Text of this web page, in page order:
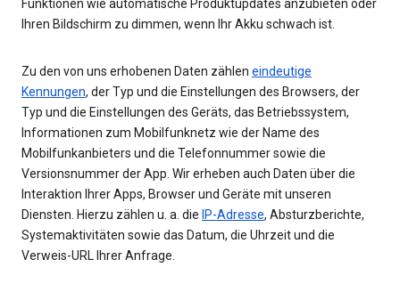
Funktionen wie automatische Produktupdates anzubieten oder
Ihren Bildschirm zu dimmen, wenn Ihr Akku schwach ist.
Zu den von uns erhobenen Daten zählen eindeutige
Kennungen, der Typ und die Einstellungen des Browsers, der
Typ und die Einstellungen des Geräts, das Betriebssystem,
Informationen zum Mobilfunknetz wie der Name des
Mobilfunkanbieters und die Telefonnummer sowie die
Versionsnummer der App. Wir erheben auch Daten über die
Interaktion Ihrer Apps, Browser und Geräte mit unseren
Diensten. Hierzu zählen u. a. die IP-Adresse, Absturzberichte,
Systemaktivitäten sowie das Datum, die Uhrzeit und die
Verweis-URL Ihrer Anfrage.